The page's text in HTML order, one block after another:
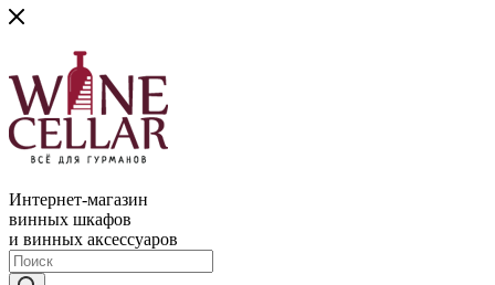
Интернет-магазин
винных шкафов
и винных аксессуаров